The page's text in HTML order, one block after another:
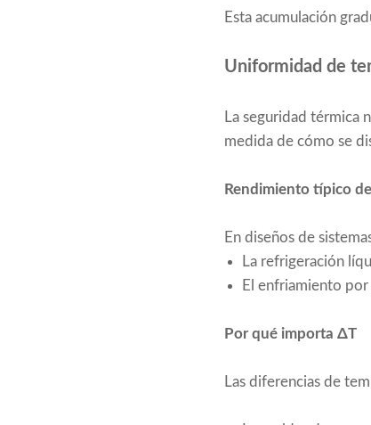
Esta acumulación
Uniformidad de
La seguridad térmica
medida de cómo se
Rendimiento típico
En diseños de
La refrigeración
El enfriamiento
Por qué importa ΔT
Las diferencias de